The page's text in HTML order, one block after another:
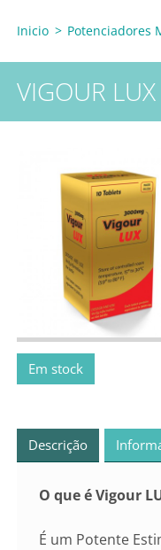
Inicio > Potenciadores
VIGOUR
Em stock
Descrição
O que é Vigour
É um Potente